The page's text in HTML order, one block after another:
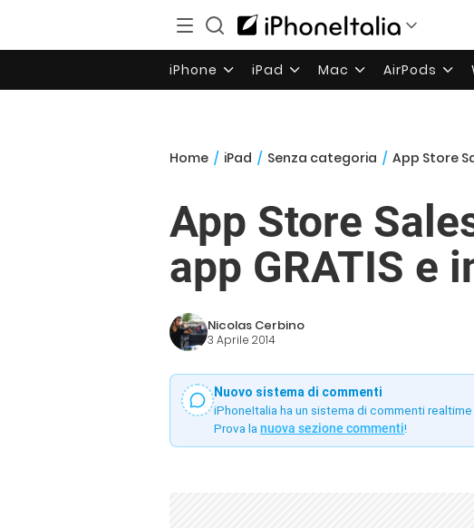
iPhone iPad Mac AirPods
Home / iPad / Senza categoria / App Store
App Store
app GRATIS e
Nicolas Cerbino
3 Aprile 2014
Nuovo sistema di commenti
iPhoneItalia ha un sistema di commenti
Prova la nuova sezione commenti!